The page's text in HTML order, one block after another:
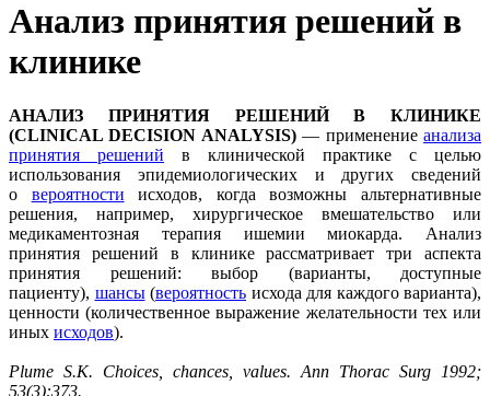
Анализ принятия решений в
клинике
АНАЛИЗ ПРИНЯТИЯ РЕШЕНИЙ В КЛИНИКЕ
(CLINICAL DECISION ANALYSIS)— применениеанализа
принятия решений в клинической практике с целью
использования эпидемиологических и других сведений
о вероятности исходов, когда возможны альтернативные
решения, например, хирургическое вмешательство или
медикаментозная терапия ишемии миокарда. Анализ
принятия решений в клинике рассматривает три аспекта
принятия решений: выбор (варианты, доступные
пациенту), шансы(вероятность исхода для каждого варианта),
ценности (количественное выражение желательности тех или
иных исходов).
Plume S.K. Choices, chances, values. Ann Thorac Surg 1992;
53(3):373.